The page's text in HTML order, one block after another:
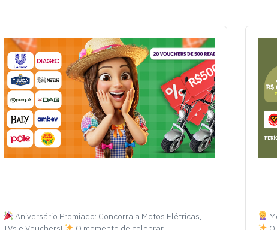
Aniversário Premiado: Concorra a Motos Elétricas,